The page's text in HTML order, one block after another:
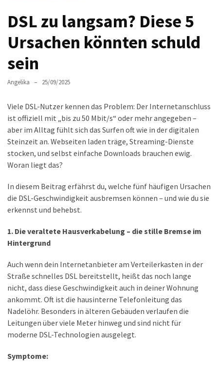
Tablet-
Wahl:
Ein
Vergleich
zwischen
dem
Samsung
Tab
S10
Lite
und
dem
Apple
Pro
13-
Zoll
Reise-
Essentials-
Lokale
oder
internationale
SIM-
Karte
Was
ist
kostengünstiger?
DSL zu langsam? Diese 5
Ursachen könnten schuld
sein
Angelika 25/09/2025
Viele DSL-Nutzer kennen das Problem: Der Internetanschluss
ist offiziell mit „bis zu 50 Mbit/s“ oder mehr angegeben –
aber im Alltag fühlt sich das Surfen oft wie in der digitalen
Steinzeit an. Webseiten laden träge, Streaming-Dienste
stocken, und selbst einfache Downloads brauchen ewig.
Woran liegt das?
In diesem Beitrag erfährst du, welche fünf häufigen Ursachen
die DSL-Geschwindigkeit ausbremsen können – und wie du sie
erkennst und behebst.
1. Die veraltete Hausverkabelung – die stille Bremse im
Hintergrund
Auch wenn dein Internetanbieter am Verteilerkasten in der
Straße schnelles DSL bereitstellt, heißt das noch lange
nicht, dass diese Geschwindigkeit auch in deiner Wohnung
ankommt. Oft ist die hausinterne Telefonleitung das
Nadelöhr. Besonders in älteren Gebäuden verlaufen die
Leitungen über viele Meter hinweg und sind nicht für
moderne DSL-Technologien ausgelegt.
Symptome: